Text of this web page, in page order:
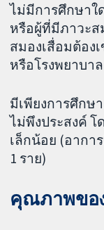
ไม่มีการศึกษา
หรือผู้ที่มีภาวะส
สมองเสื่อมต้อง
หรือโรงพยาบาล
มีเพียงการศึกษ
ไม่พึงประสงค์
เล็กน้อย (อากา
1 ราย)
คุณภาพขอ